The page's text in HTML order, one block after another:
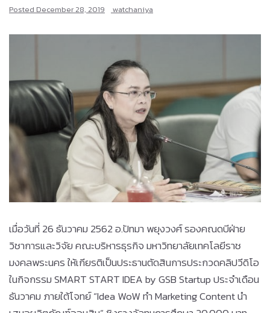
Posted December 28, 2019 watchaniya
เมื่อวันที่ 26 ธันวาคม 2562 อ.ปัทมา พยุงวงศ์ รองคณดบีฝ่าย
วิชาการและวิจัย คณะบริหารธุรกิจ มหาวิทยาลัยเทคโลยีราช
มงคลพระนคร ให้เกียรติเป็นประธานตัดสินการประกวดคลิปวีดิโอ
ในกิจกรรม SMART START IDEA by GSB Startup ประจำเดือน
ธันวาคม ภายใต้โจทย์ “Idea WoW ทำ Marketing Content นำ